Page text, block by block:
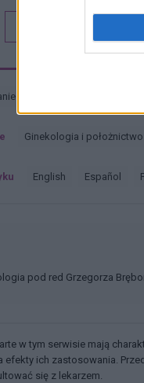
Chcesz być na
moczu
Ginekologia i położnictwo
english español
pod red Grzegorza
w tym serwisie mają
ich zastosowania.
się z lekarzem.